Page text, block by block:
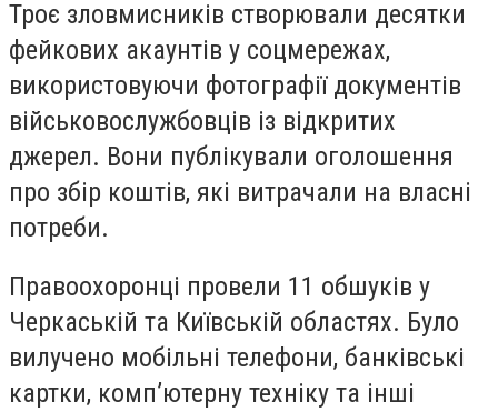
Троє зловмисників створювали десятки
фейкових акаунтів у соцмережах,
використовуючи фотографії документів
військовослужбовців із відкритих
джерел. Вони публікували оголошення
про збір коштів, які витрачали на власні
потреби.
Правоохоронці провели 11 обшуків у
Черкаській та Київській областях. Було
вилучено мобільні телефони, банківські
картки, комп’ютерну техніку та інші